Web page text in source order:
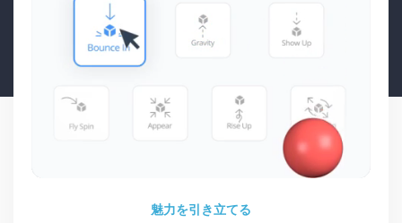
魅力を引き立てる